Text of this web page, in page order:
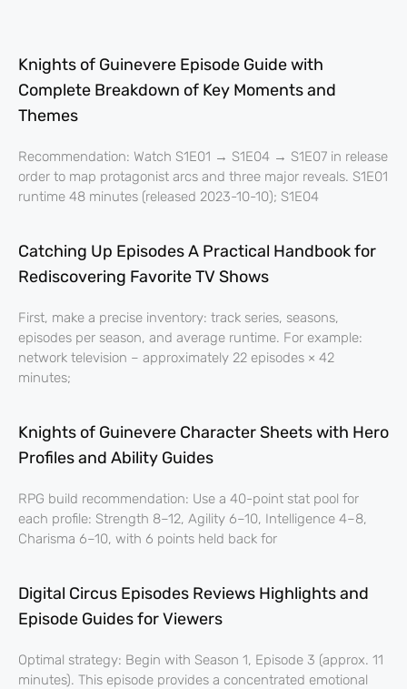
Knights of Guinevere Episode Guide with
Complete Breakdown of Key Moments and
Themes
Recommendation: Watch S1E01 → S1E04 → S1E07 in release
order to map protagonist arcs and three major reveals. S1E01
runtime 48 minutes (released 2023-10-10); S1E04
Catching Up Episodes A Practical Handbook for
Rediscovering Favorite TV Shows
First, make a precise inventory: track series, seasons,
episodes per season, and average runtime. For example:
network television – approximately 22 episodes × 42
minutes;
Knights of Guinevere Character Sheets with Hero
Profiles and Ability Guides
RPG build recommendation: Use a 40-point stat pool for
each profile: Strength 8–12, Agility 6–10, Intelligence 4–8,
Charisma 6–10, with 6 points held back for
Digital Circus Episodes Reviews Highlights and
Episode Guides for Viewers
Optimal strategy: Begin with Season 1, Episode 3 (approx. 11
minutes). This episode provides a concentrated emotional